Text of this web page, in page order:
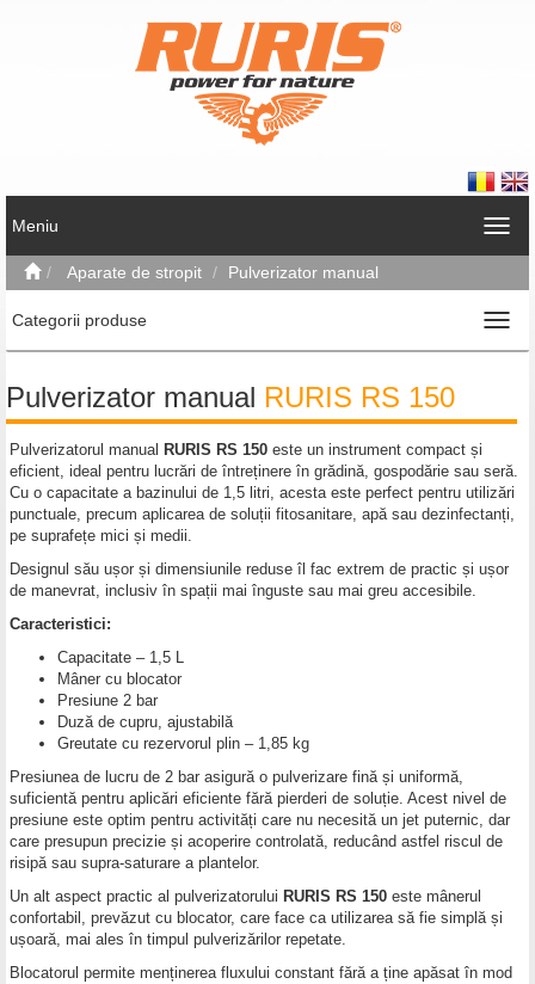
Meniu
Aparate de stropit Pulverizator manual
Categorii produse
Pulverizator manual RURIS RS 150
Pulverizatorul manual RURIS RS 150 este un instrument compact și
eficient, ideal pentru lucrări de întreținere în grădină, gospodărie sau seră.
Cu o capacitate a bazinului de 1,5 litri, acesta este perfect pentru utilizări
punctuale, precum aplicarea de soluții fitosanitare, apă sau dezinfectanți,
pe suprafețe mici și medii.
Designul său ușor și dimensiunile reduse îl fac extrem de practic și ușor
de manevrat, inclusiv în spații mai înguste sau mai greu accesibile.
Caracteristici:
Capacitate – 1,5 L
Mâner cu blocator
Presiune 2 bar
Duză de cupru, ajustabilă
Greutate cu rezervorul plin – 1,85 kg
Presiunea de lucru de 2 bar asigură o pulverizare fină și uniformă,
suficientă pentru aplicări eficiente fără pierderi de soluție. Acest nivel de
presiune este optim pentru activități care nu necesită un jet puternic, dar
care presupun precizie și acoperire controlată, reducând astfel riscul de
risipă sau supra-saturare a plantelor.
Un alt aspect practic al pulverizatorului RURIS RS 150 este mânerul
confortabil, prevăzut cu blocator, care face ca utilizarea să fie simplă și
ușoară, mai ales în timpul pulverizărilor repetate.
Blocatorul permite menținerea fluxului constant fără a ține apăsat în mod